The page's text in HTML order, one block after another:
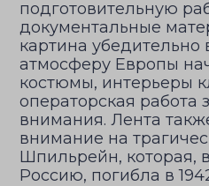
подготовительную
документальные
картина убедительно
атмосферу Европы
костюмы, интерьеры
операторская работа
внимания. Лента
внимание на
Шпильрейн, которая,
Россию, погибла в